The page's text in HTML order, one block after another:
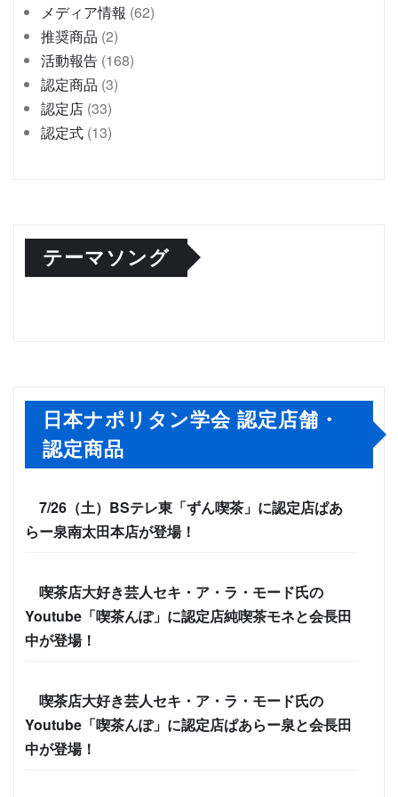
メディア情報 (62)
推奨商品 (2)
活動報告 (168)
認定商品 (3)
認定店 (33)
認定式 (13)
テーマソング
日本ナポリタン学会 認定店舗・
認定商品
7/26（土）BSテレ東「ずん喫茶」に認定店ぱあ
らー泉南太田本店が登場！
喫茶店大好き芸人セキ・ア・ラ・モード氏の
Youtube「喫茶んぽ」に認定店純喫茶モネと会長田
中が登場！
喫茶店大好き芸人セキ・ア・ラ・モード氏の
Youtube「喫茶んぽ」に認定店ぱあらー泉と会長田
中が登場！